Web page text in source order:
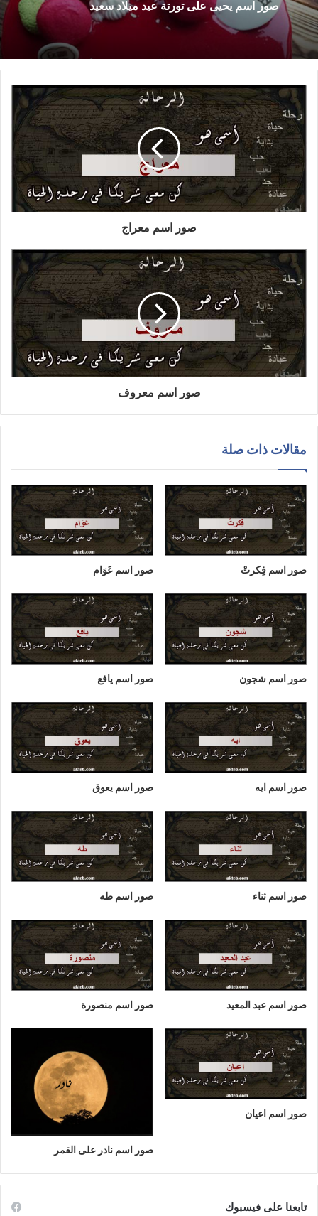
صور اسم يحيى على تورتة عيد ميلاد سعيد
صور اسم معراج
صور اسم معروف
مقالات ذات صلة
صور اسم فِكرتْ صور اسم عَوَام
صور اسم شجون صور اسم يافع
صور اسم ايه صور اسم يعوق
صور اسم ثناء صور اسم طه
صور اسم عبد المعيد صور اسم منصورة
صور اسم اعيان
صور اسم نادر على القمر
تابعنا على فيسبوك